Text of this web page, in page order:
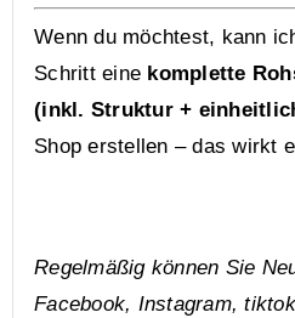
Wenn du möchtest, kann
Schritt eine komplette
(inkl. Struktur +
Shop erstellen – das wirkt
Regelmäßig können Sie
Facebook, Instagram,tiktok